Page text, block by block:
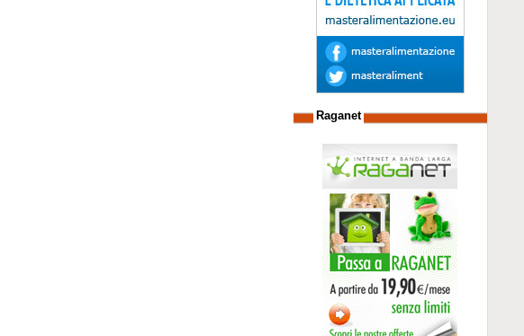
Raganet